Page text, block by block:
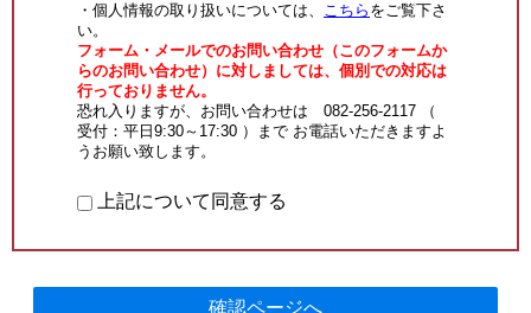
・個人情報の取り扱いについては、 こちら をご覧下さ
い。
フォーム・メールでのお問い合わせ（このフォームか
らのお問い合わせ）に対しましては、個別での対応は
行っておりません。
恐れ入りますが、お問い合わせは 082-256-2117 （
受付：平日9:30～17:30 ）まで お電話いただきますよ
うお願い致します。
上記について同意する
確認ページへ